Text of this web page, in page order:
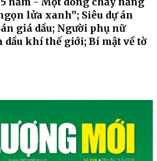
lửa xanh”; Siêu dự án
giá dầu; Người phụ nữ
khí thế giới; Bí mật về tờ